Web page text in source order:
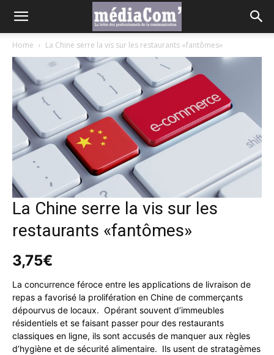
Home La Chine serre la vis sur les restaurants «fantômes»
La Chine serre la vis sur les
restaurants «fantômes»
3,75€
La concurrence féroce entre les applications de livraison de
repas a favorisé la prolifération en Chine de commerçants
dépourvus de locaux. Opérant souvent d’immeubles
résidentiels et se faisant passer pour des restaurants
classiques en ligne, ils sont accusés de manquer aux règles
d’hygiène et de sécurité alimentaire. Ils usent de stratagèmes